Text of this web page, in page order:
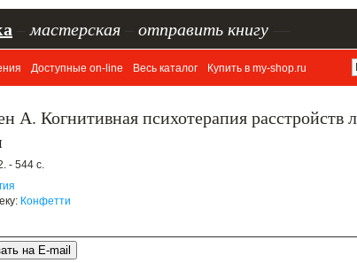
мастерская отправить книгу
Доступные on-line Весь каталог Купить в my-shop.ru
А. Когнитивная психотерапия расстройств
- 544 с.
Конфетти